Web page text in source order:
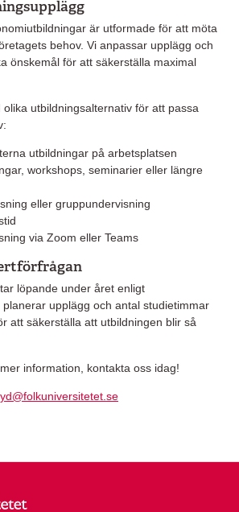
är utformade för att möta
behov. Vi anpassar upplägg och
önskemål för att säkerställa maximal
utbildningsalternativ för att passa
utbildningar på arbetsplatsen
workshops, seminarier eller längre
eller gruppundervisning
via Zoom eller Teams
löpande under året enligt
upplägg och antal studietimmar
att säkerställa att utbildningen blir så
information, kontakta oss idag!